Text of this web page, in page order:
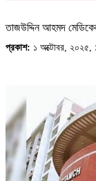
তাজউদ্দিন আহমদ
প্রকাশ: ১ অক্টোবর, ২০২৫,